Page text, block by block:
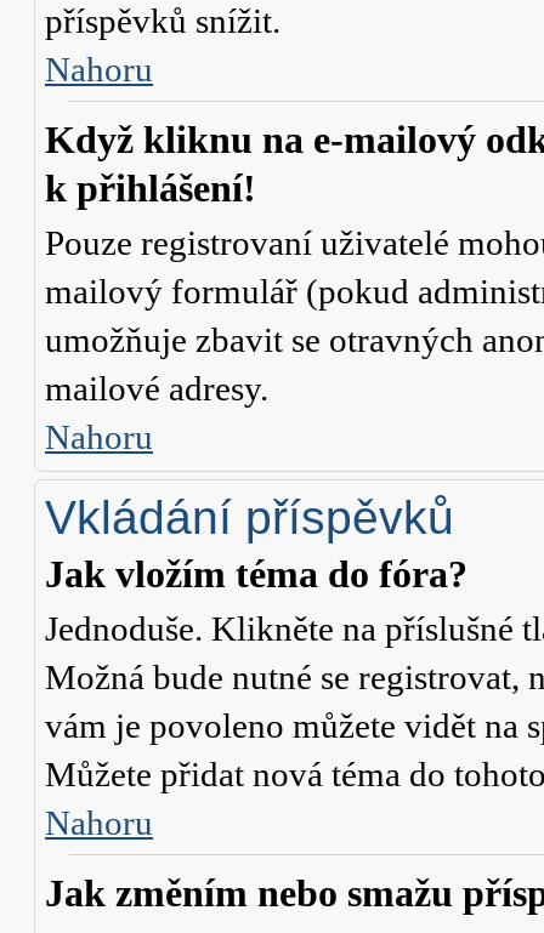
příspěvků snížit.
Nahoru
Když kliknu na e-mailový
k přihlášení!
Pouze registrovaní uživatelé
mailový formulář (pokud
umožňuje zbavit se otravných
mailové adresy.
Nahoru
Vkládání příspěvků
Jak vložím téma do fóra?
Jednoduše. Klikněte na příslušné
Možná bude nutné se registrovat,
vám je povoleno můžete vidět na
Můžete přidat nová téma do
Nahoru
Jak změním nebo smažu